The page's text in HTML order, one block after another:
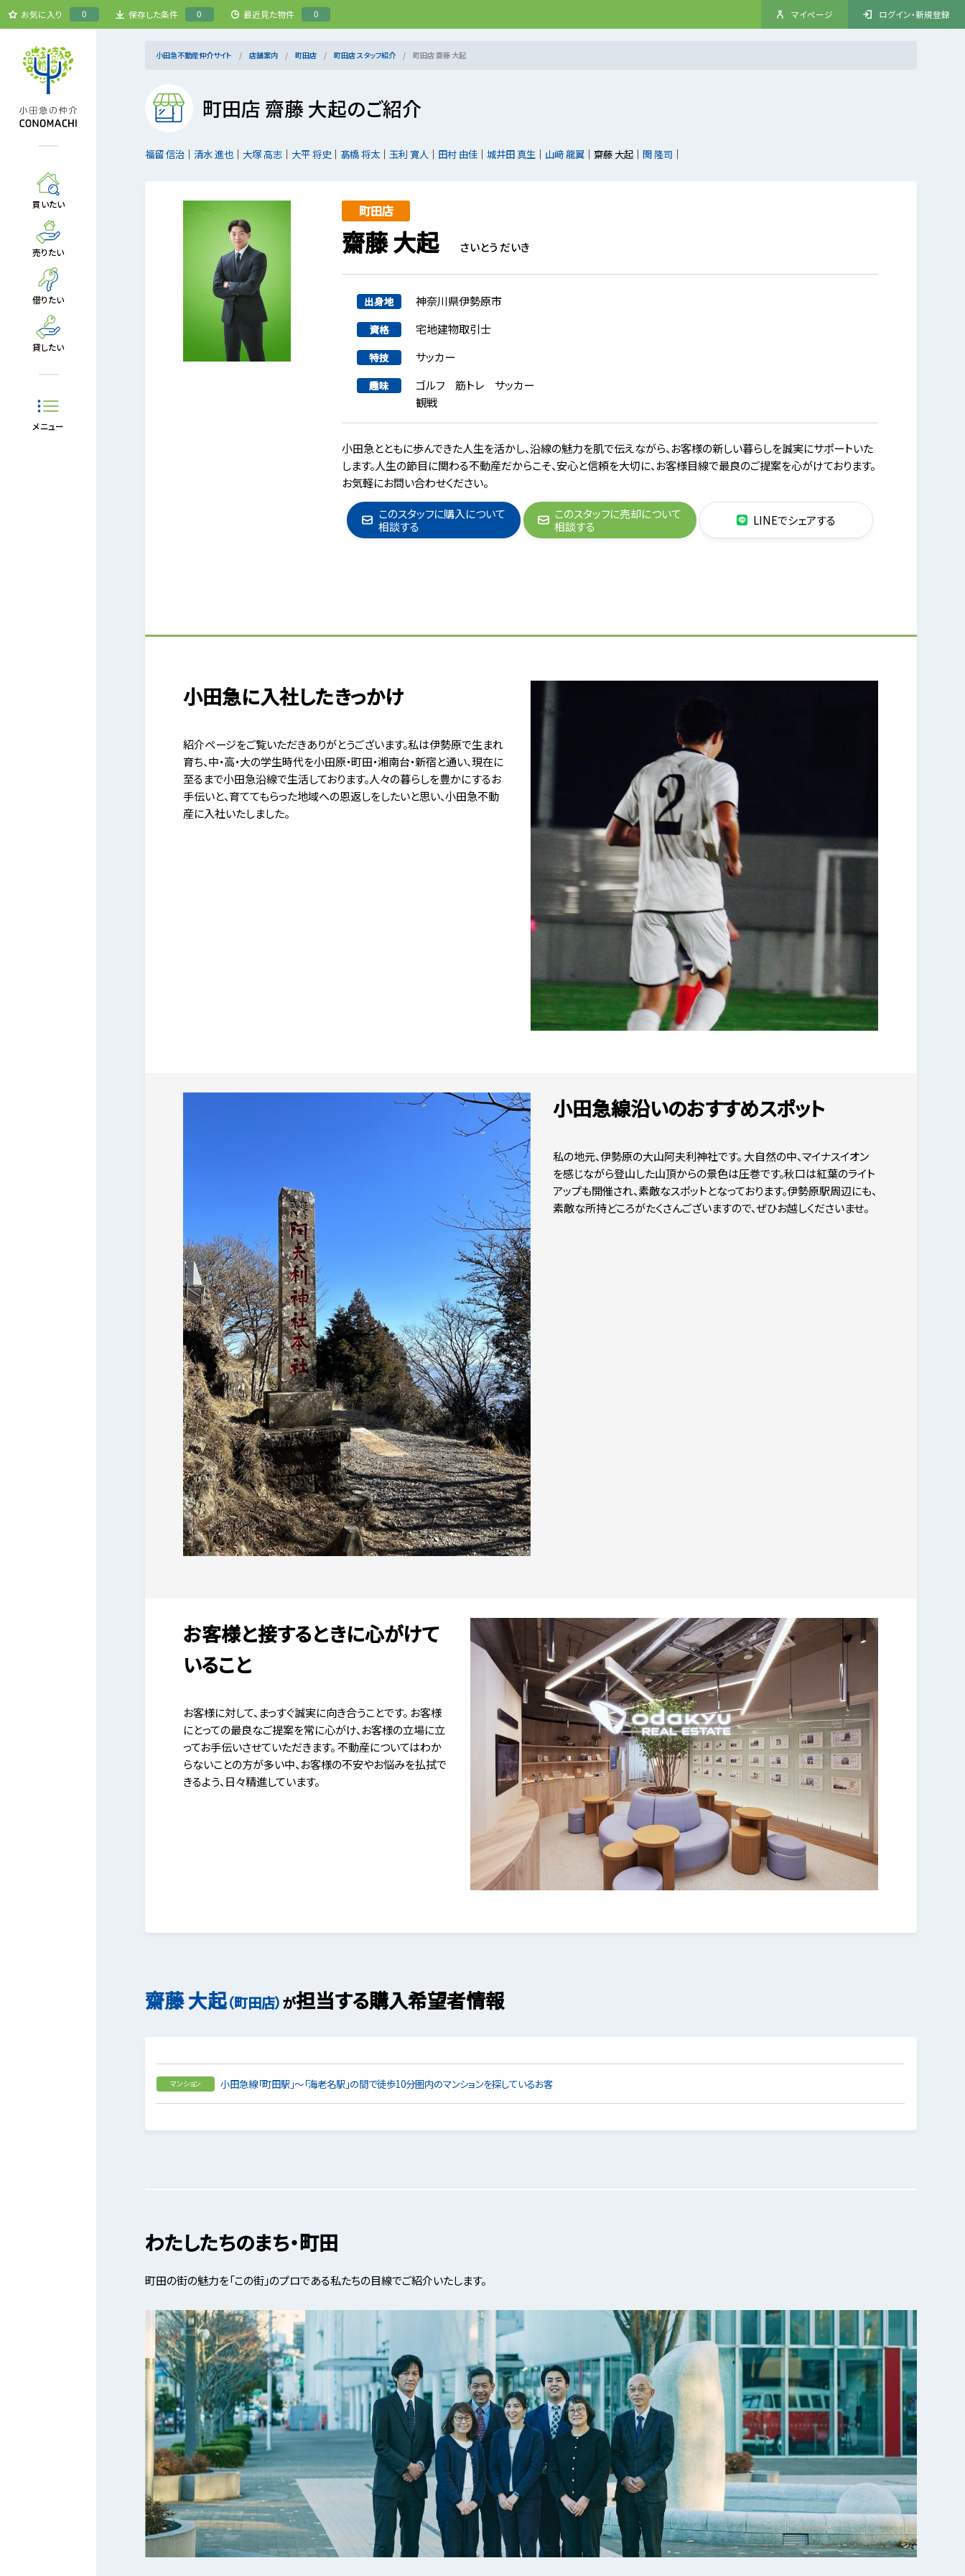
お気に入り 0 保存した条件 0 最近見た物件 0 マイページ ログイン・新規登録
買いたい
売りたい
借りたい
貸したい
メニュー
小田急不動産仲介サイト 店舗案内 町田店 町田店 スタッフ紹介 町田店 齋藤 大起
町田店 齋藤 大起のご紹介
福留 信治 清水 進也 大塚 高志 大平 将史 髙橋 将太 玉利 寛人 田村 由佳 城井田 真生 山﨑 龍翼 齋藤 大起 関 隆司
町田店
齋藤 大起 さいとう だいき
出身地 神奈川県伊勢原市
資格 宅地建物取引士
特技 サッカー
趣味
ゴルフ 筋トレ サッカー
観戦
小田急とともに歩んできた人生を活かし、沿線の魅力を肌で伝えながら、お客様の新しい暮らしを誠実にサポートいた
します。人生の節目に関わる不動産だからこそ、安心と信頼を大切に、お客様目線で最良のご提案を心がけております。
お気軽にお問い合わせください。
このスタッフに購入について
相談する
このスタッフに売却について
相談する
LINEでシェアする
小田急に入社したきっかけ
紹介ページをご覧いただきありがとうございます。私は伊勢原で生まれ
育ち、中・高・大の学生時代を小田原・町田・湘南台・新宿と通い、現在に
至るまで小田急沿線で生活しております。人々の暮らしを豊かにするお
手伝いと、育ててもらった地域への恩返しをしたいと思い、小田急不動
産に入社いたしました。
小田急線沿いのおすすめスポット
私の地元、伊勢原の大山阿夫利神社です。 大自然の中、マイナスイオン
を感じながら登山した山頂からの景色は圧巻です。秋口は紅葉のライト
アップも開催され、素敵なスポットとなっております。伊勢原駅周辺にも、
素敵な所持どころがたくさんございますので、ぜひお越しくださいませ。
お客様と接するときに心がけて
いること
お客様に対して、まっすぐ誠実に向き合うことです。 お客様
にとっての最良なご提案を常に心がけ、お客様の立場に立
ってお手伝いさせていただきます。 不動産についてはわか
らないことの方が多い中、お客様の不安やお悩みを払拭で
きるよう、日々精進しています。
齋藤 大起（町田店）が担当する購入希望者情報
マンション 小田急線「町田駅」～「海老名駅」の間で徒歩10分圏内のマンションを探しているお客
わたしたちのまち・町田
町田の街の魅力を「この街」のプロである私たちの目線でご紹介いたします。